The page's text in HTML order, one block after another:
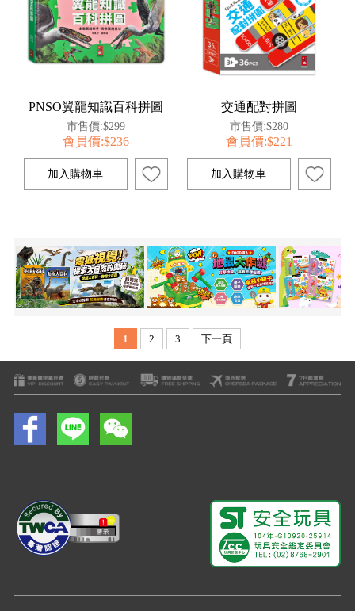
PNSO翼龍知識百科拼圖
市售價:$299
會員價:$236
交通配對拼圖
市售價:$280
會員價:$221
1 2 3 下一頁